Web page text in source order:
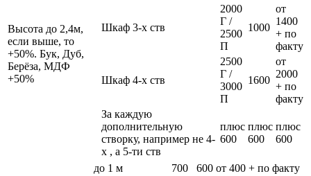
Высота до 2,4м,
если выше, то
+50%. Бук, Дуб,
Берёза, МДФ
+50%
Шкаф 3-х ств
2000
Г /
2500
П
1000
от
1400
+ по
факту
Шкаф 4-х ств
2500
Г /
3000
П
1600
от
2000
+ по
факту
За каждую
дополнительную
створку, например не 4-
х , а 5-ти ств
плюс
600
плюс
600
плюс
600
до 1 м 700 600 от 400 + по факту